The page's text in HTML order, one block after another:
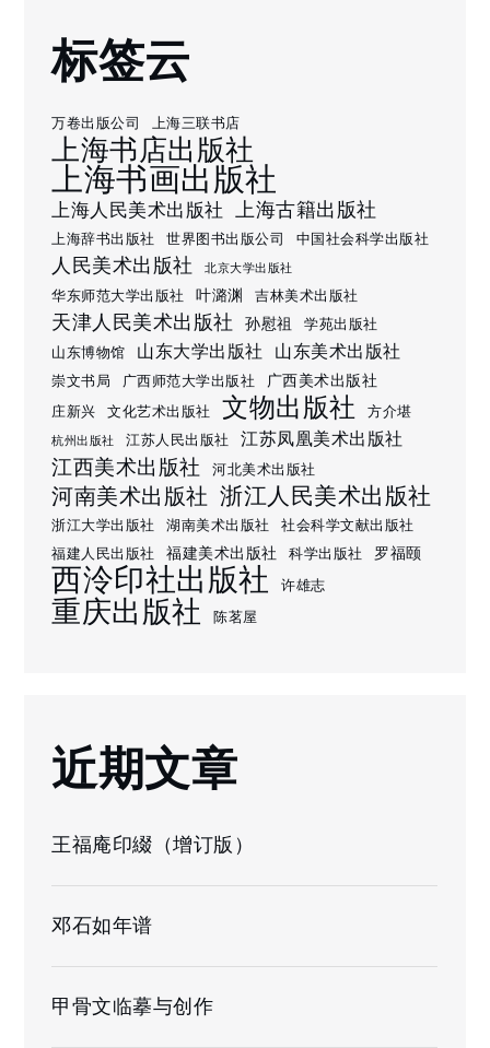
标签云
万卷出版公司 上海三联书店
上海书店出版社
上海书画出版社
上海人民美术出版社 上海古籍出版社
上海辞书出版社 世界图书出版公司 中国社会科学出版社
人民美术出版社 北京大学出版社
华东师范大学出版社 叶潞渊 吉林美术出版社
天津人民美术出版社 孙慰祖
学苑出版社
山东博物馆
山东大学出版社 山东美术出版社
崇文书局 广西师范大学出版社 广西美术出版社
庄新兴 文化艺术出版社 文物出版社 方介堪
杭州出版社 江苏人民出版社 江苏凤凰美术出版社
江西美术出版社 河北美术出版社
河南美术出版社 浙江人民美术出版社
浙江大学出版社 湖南美术出版社
社会科学文献出版社
福建人民出版社
福建美术出版社 科学出版社 罗福颐
西泠印社出版社 许雄志
重庆出版社 陈茗屋
近期文章
王福庵印綴（增订版）
邓石如年谱
甲骨文临摹与创作